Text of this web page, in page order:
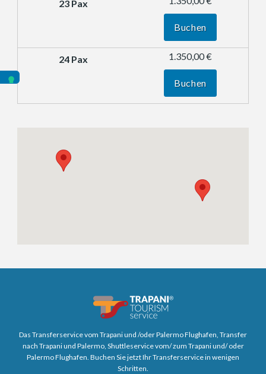
Buchen
1.350,00 €
Buchen
Das Transferservice vom Trapani und /oder Palermo Flughafen, Transfer
nach Trapani und Palermo, Shuttleservice vom/ zum Trapani und/ oder
Palermo Flughafen. Buchen Sie jetzt Ihr Transferservice in wenigen
Schritten.